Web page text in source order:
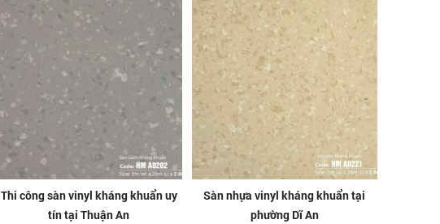
Thi công sàn vinyl kháng khuẩn uy
tín tại Thuận An
Sàn nhựa vinyl kháng khuẩn tại
phường Dĩ An